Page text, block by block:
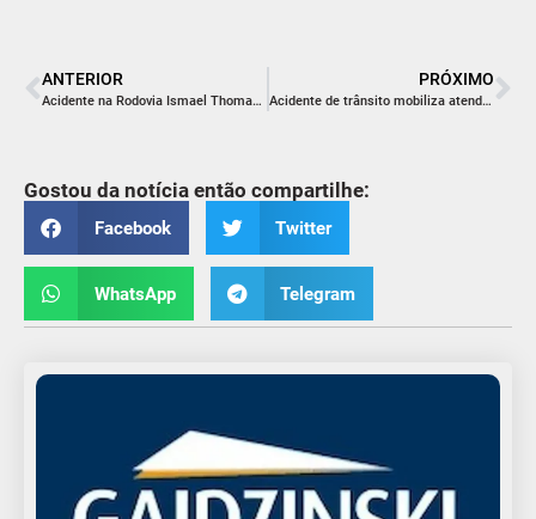
ANTERIOR
Acidente na Rodovia Ismael Thomaz Preve mobiliza socorro em São Gabriel
PRÓXIMO
Acidente de trânsito mobiliza atendimento pré-hospitalar na SC-445, em Içara
Gostou da notícia então compartilhe:
Facebook Twitter
WhatsApp Telegram